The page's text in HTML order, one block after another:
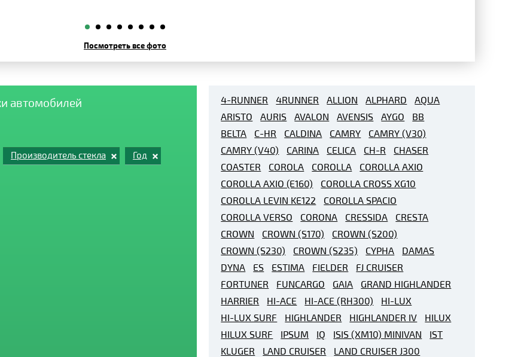
Посмотреть все фото
автомобилей
Производитель стекла Год
4-RUNNER 4RUNNER ALLION ALPHARD
AQUA
ARISTO
AURIS AVALON AVENSIS AYGO
BB
BELTA
C-HR CALDINA CAMRY
CAMRY (V30)
CAMRY (V40)
CARINA CELICA CH-R
CHASER
COASTER
COROLA COROLLA
COROLLA AXIO
COROLLA AXIO (E160)
COROLLA CROSS XG10
COROLLA LEVIN KE122
COROLLA SPACIO
COROLLA VERSO
CORONA CRESSIDA
CRESTA
CROWN
CROWN (S170)
CROWN (S200)
CROWN (S230)
CROWN (S235) CYPHA
DAMAS
DYNA
ES ESTIMA FIELDER
FJ CRUISER
FORTUNER
FUNCARGO GAIA
GRAND HIGHLANDER
HARRIER
HI-ACE HI-ACE (RH300)
HI-LUX
HI-LUX SURF
HIGHLANDER HIGHLANDER IV
HILUX
HILUX SURF
IPSUM IQ ISIS (XM10) MINIVAN
IST
KLUGER
LAND CRUISER
LAND CRUISER J300